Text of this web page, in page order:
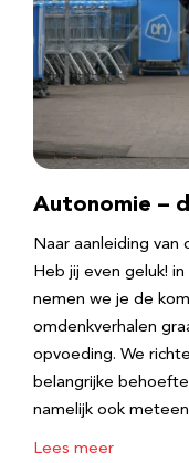
Autonomie –
Naar aanleiding van
Heb jij even geluk!
nemen we je de
omdenkverhalen
opvoeding. We
belangrijke
namelijk ook
Lees meer